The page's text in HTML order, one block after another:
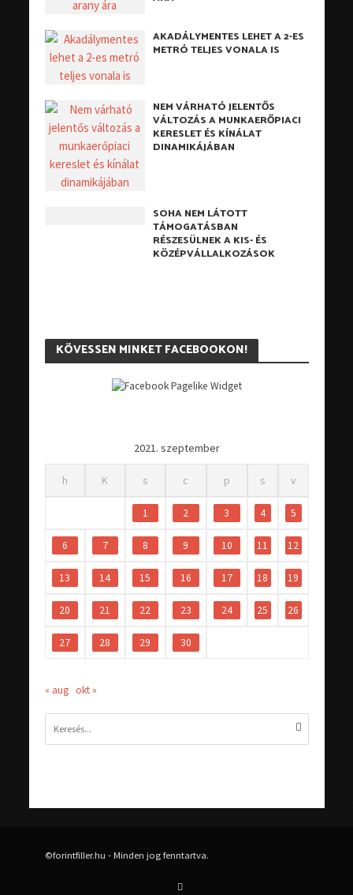
AKADÁLYMENTES LEHET A 2-ES
METRÓ TELJES VONALA IS
NEM VÁRHATÓ JELENTŐS
VÁLTOZÁS A MUNKAERŐPIACI
KERESLET ÉS KÍNÁLAT
DINAMIKÁJÁBAN
SOHA NEM LÁTOTT
TÁMOGATÁSBAN
RÉSZESÜLNEK A KIS- ÉS
KÖZÉPVÁLLALKOZÁSOK
KÖVESSEN MINKET FACEBOOKON!
2021. szeptember
h K s c p s v
1 2 3 4 5
6 7 8 9 10 11 12
13 14 15 16 17 18 19
20 21 22 23 24 25 26
27 28 29 30
« aug okt »
©forintfiller.hu - Minden jog fenntartva.